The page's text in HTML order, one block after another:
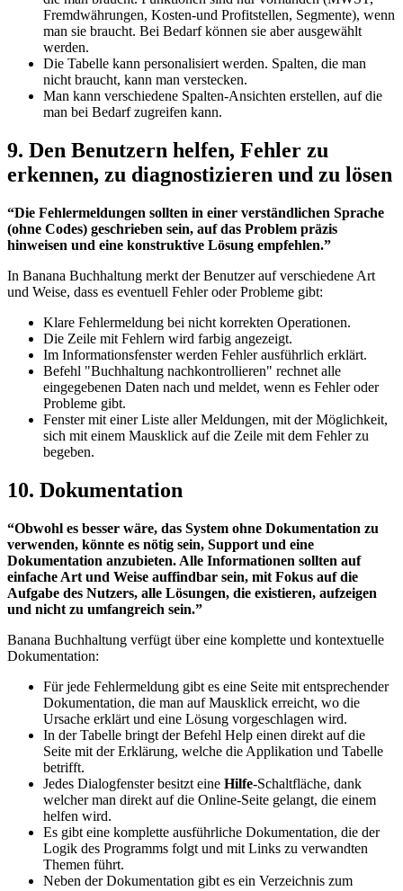
Fremdwährungen, Kosten-und Profitstellen, Segmente), wenn
man sie braucht. Bei Bedarf können sie aber ausgewählt
werden.
Die Tabelle kann personalisiert werden. Spalten, die man
nicht braucht, kann man verstecken.
Man kann verschiedene Spalten-Ansichten erstellen, auf die
man bei Bedarf zugreifen kann.
9. Den Benutzern helfen, Fehler zu
erkennen, zu diagnostizieren und zu lösen
“Die Fehlermeldungen sollten in einer verständlichen Sprache
(ohne Codes) geschrieben sein, auf das Problem präzis
hinweisen und eine konstruktive Lösung empfehlen.”
In Banana Buchhaltung merkt der Benutzer auf verschiedene Art
und Weise, dass es eventuell Fehler oder Probleme gibt:
Klare Fehlermeldung bei nicht korrekten Operationen.
Die Zeile mit Fehlern wird farbig angezeigt.
Im Informationsfenster werden Fehler ausführlich erklärt.
Befehl "Buchhaltung nachkontrollieren" rechnet alle
eingegebenen Daten nach und meldet, wenn es Fehler oder
Probleme gibt.
Fenster mit einer Liste aller Meldungen, mit der Möglichkeit,
sich mit einem Mausklick auf die Zeile mit dem Fehler zu
begeben.
10. Dokumentation
“Obwohl es besser wäre, das System ohne Dokumentation zu
verwenden, könnte es nötig sein, Support und eine
Dokumentation anzubieten. Alle Informationen sollten auf
einfache Art und Weise auffindbar sein, mit Fokus auf die
Aufgabe des Nutzers, alle Lösungen, die existieren, aufzeigen
und nicht zu umfangreich sein.”
Banana Buchhaltung verfügt über eine komplette und kontextuelle
Dokumentation:
Für jede Fehlermeldung gibt es eine Seite mit entsprechender
Dokumentation, die man auf Mausklick erreicht, wo die
Ursache erklärt und eine Lösung vorgeschlagen wird.
In der Tabelle bringt der Befehl Help einen direkt auf die
Seite mit der Erklärung, welche die Applikation und Tabelle
betrifft.
Jedes Dialogfenster besitzt eine Hilfe-Schaltfläche, dank
welcher man direkt auf die Online-Seite gelangt, die einem
helfen wird.
Es gibt eine komplette ausführliche Dokumentation, die der
Logik des Programms folgt und mit Links zu verwandten
Themen führt.
Neben der Dokumentation gibt es ein Verzeichnis zum